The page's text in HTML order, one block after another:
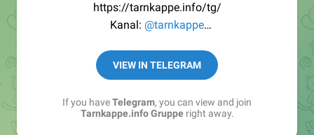
https://tarnkappe.info/tg/
Kanal: @tarnkappe
Best of:@bestoftarnkappe
Kochen: https://t.me/+WSW5F1VcmhliMjk6
VIEW IN TELEGRAM
If you haveTelegram, you can view and join
Tarnkappe.info Grupperight away.